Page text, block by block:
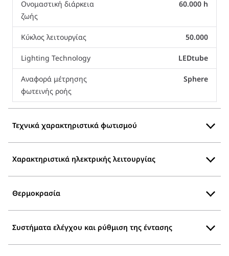
Ονομαστική διάρκεια
ζωής
60.000 h
Κύκλος λειτουργίας 50.000
Lighting Technology LEDtube
Αναφορά μέτρησης
φωτεινής ροής
Sphere
Τεχνικά χαρακτηριστικά φωτισμού
Χαρακτηριστικά ηλεκτρικής λειτουργίας
Θερμοκρασία
Συστήματα ελέγχου και ρύθμιση της έντασης